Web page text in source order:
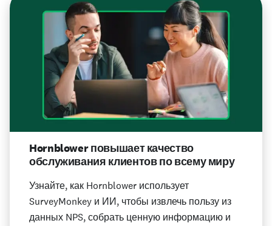
Hornblower повышает качество
обслуживания клиентов по всему миру
Узнайте, как Hornblower использует
SurveyMonkey и ИИ, чтобы извлечь пользу из
данных NPS, собрать ценную информацию и